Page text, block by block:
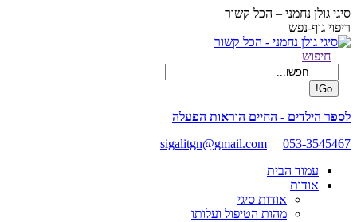
Skip
to
content
סיגי גולן נחמני – הכל קשור
ריפוי גוף-נפש
Facebook
opens
new
window
Search:
חיפוש
לספר הילדים - החיים הוראות הפעלה
sigalitgn@gmail.com
053-3545467
עמוד הבית
אודות
אודות סיגי
מהות הטיפול ועלותו